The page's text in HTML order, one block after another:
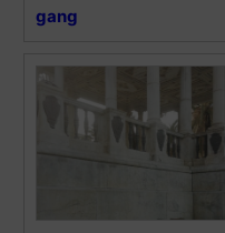
gang